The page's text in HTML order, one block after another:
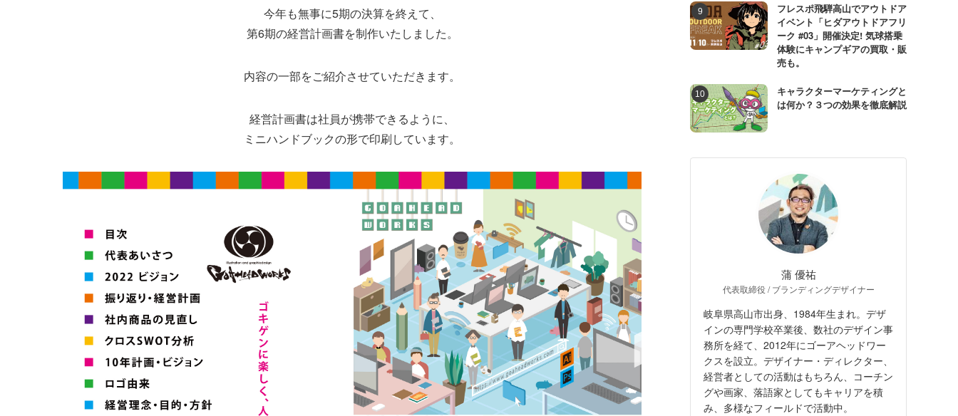
今年も無事に5期の決算を終えて、
第6期の経営計画書を制作いたしました。
内容の一部をご紹介させていただきます。
経営計画書は社員が携帯できるように、
ミニハンドブックの形で印刷しています。
フレスポ飛騨高山でアウトドア
イベント「ヒダアウトドアフリ
ーク #03」開催決定! 気球搭乗
体験にキャンプギアの買取・販
売も。
キャラクターマーケティングと
は何か？３つの効果を徹底解説
蒲 優祐
代表取締役 / ブランディングデザイナー
岐阜県高山市出身、1984年生まれ。デザ
インの専門学校卒業後、数社のデザイン事
務所を経て、2012年にゴーアヘッドワー
クスを設立。デザイナー・ディレクター、
経営者としての活動はもちろん、コーチン
グや画家、落語家としてもキャリアを積
み、多様なフィールドで活動中。